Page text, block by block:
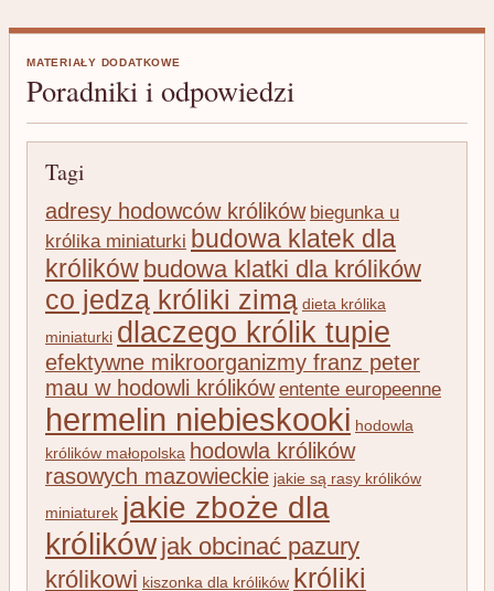
MATERIAŁY DODATKOWE
Poradniki i odpowiedzi
Tagi
adresy hodowców królików biegunka u
królika miniaturki budowa klatek dla
królików budowa klatki dla królików
co jedzą króliki zimą dieta królika
miniaturki dlaczego królik tupie
efektywne mikroorganizmy franz peter
mau w hodowli królików entente europeenne
hermelin niebieskooki hodowla
królików małopolska hodowla królików
rasowych mazowieckie jakie są rasy królików
miniaturek jakie zboże dla
królików jak obcinać pazury
królikowi kiszonka dla królików króliki